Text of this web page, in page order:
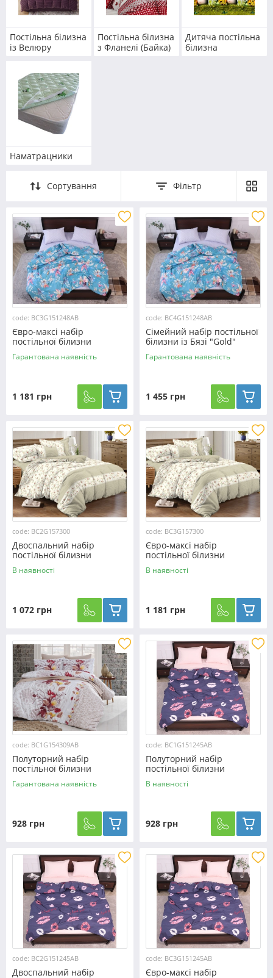
Постільна білизна
із Велюру
Постільна білизна
з Фланелі (Байка)
Дитяча постільна
білизна
Наматрацники
Сортування Фільтр
code: BC3G151248AB
Євро-максі набір
постільної білизни
200*220 із Бязі "Gold"
№151248AB Черешенка™
Гарантована наявність
1 181 грн
code: BC4G151248AB
Сімейний набір постільної
білизни із Бязі "Gold"
№151248AB Черешенка™
Гарантована наявність
1 455 грн
code: BC2G157300
Двоспальний набір
постільної білизни
180*220 із Бязі "Gold"
№157300 Черешенка™
В наявності
1 072 грн
code: BC3G157300
Євро-максі набір
постільної білизни
200*220 із Бязі "Gold"
№157300 Черешенка™
В наявності
1 181 грн
code: BC1G154309AB
Полуторний набір
постільної білизни
150*220 із Бязі "Gold"
№154309AB Черешенка™
Гарантована наявність
928 грн
code: BC1G151245AB
Полуторний набір
постільної білизни
150*220 із Бязі "Gold"
№151245AB Черешенка™
В наявності
928 грн
code: BC2G151245AB
Двоспальний набір
code: BC3G151245AB
Євро-максі набір